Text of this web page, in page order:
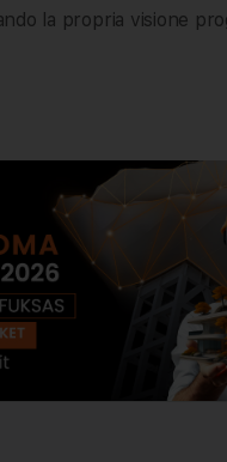
la propria visione